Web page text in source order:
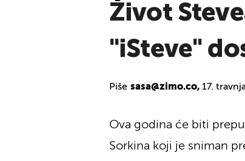
Život
"iSteve"
Piše sasa@zimo.co, 17.
Ova godina će biti
Sorkina koji je sniman